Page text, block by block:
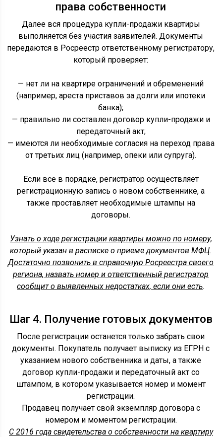
права собственности
Далее вся процедура купли-продажи квартиры
выполняется без участия заявителей. Документы
передаются в Росреестр ответственному регистратору,
который проверяет:
— нет ли на квартире ограничений и обременений
(например, ареста приставов за долги или ипотеки
банка);
— правильно ли составлен договор купли-продажи и
передаточный акт;
— имеются ли необходимые согласия на переход права
от третьих лиц (например, опеки или супруга).
Если все в порядке, регистратор осуществляет
регистрационную запись о новом собственнике, а
также проставляет необходимые штампы на
договоры.
Узнать о ходе регистрации квартиры можно по номеру,
который указан в расписке о приеме документов МФЦ.
Достаточно позвонить в справочную Росреестра своего
региона, назвать номер и ответственный регистратор
сообщит о выявленных недостатках, если они есть.
Шаг 4. Получение готовых документов
После регистрации останется только забрать свои
документы. Покупатель получает выписку из ЕГРН с
указанием нового собственника и даты, а также
договор купли-продажи и передаточный акт со
штампом, в котором указывается номер и момент
регистрации.
Продавец получает свой экземпляр договора с
номером и моментом регистрации.
С 2016 года свидетельства о собственности на квартиру